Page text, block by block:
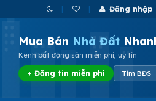
Đăng nhập
Mua Bán Nhà Đất
Kênh bất động sản miễn phí, uy tín
+ Đăng tin miễn phí Tìm BĐS